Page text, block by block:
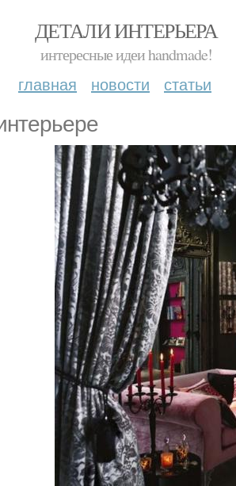
ДЕТАЛИ ИНТЕРЬЕРА
интересные идеи handmade!
главная новости статьи